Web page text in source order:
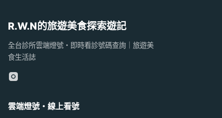
R.W.N的旅遊美食探索遊記
全台診所雲端燈號・即時看診號碼查詢｜旅遊美
食生活誌
雲端燈號・線上看號